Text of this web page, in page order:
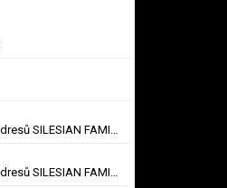
Dražba hráčských dresů SILESIAN FAMILY - #25 Robert SADOWSKI
Dražba hráčských dresů SILESIAN FAMILY - #22